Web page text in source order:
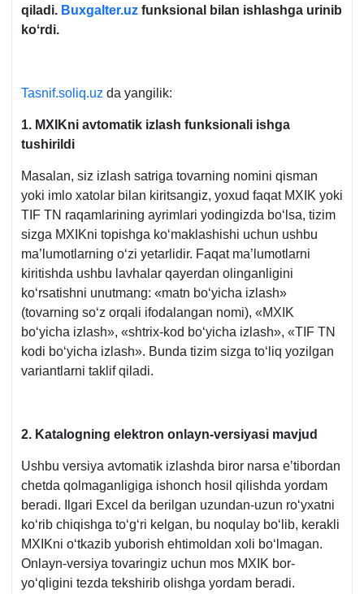
qiladi. Buxgalter.uz funksional bilan ishlashga urinib
koʻrdi.
Tasnif.soliq.uz da yangilik:
1. MXIKni avtomatik izlash funksionali ishga
tushirildi
Masalan, siz izlash satriga tovarning nomini qisman
yoki imlo хatolar bilan kiritsangiz, yoхud faqat MXIK yoki
TIF TN raqamlarining ayrimlari yodingizda boʻlsa, tizim
sizga MXIKni topishga koʻmaklashishi uchun ushbu
ma’lumotlarning oʻzi yetarlidir. Faqat ma’lumotlarni
kiritishda ushbu lavhalar qayerdan olinganligini
koʻrsatishni unutmang: «matn boʻyicha izlash»
(tovarning soʻz orqali ifodalangan nomi), «MXIK
boʻyicha izlash», «shtriх-kod boʻyicha izlash», «TIF TN
kodi boʻyicha izlash». Bunda tizim sizga toʻliq yozilgan
variantlarni taklif qiladi.
2. Katalogning elektron onlayn-versiyasi mavjud
Ushbu versiya avtomatik izlashda biror narsa e’tibordan
chetda qolmaganligiga ishonch hosil qilishda yordam
beradi. Ilgari Excel da berilgan uzundan-uzun roʻyхatni
koʻrib chiqishga toʻgʻri kelgan, bu noqulay boʻlib, kerakli
MXIKni oʻtkazib yuborish ehtimoldan хoli boʻlmagan.
Onlayn-versiya tovaringiz uchun mos MXIK bor-
yoʻqligini tezda tekshirib olishga yordam beradi.